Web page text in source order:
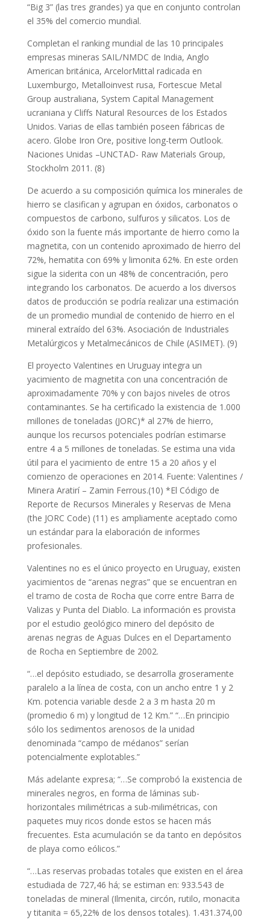
“Big 3” (las tres grandes) ya que en conjunto controlan
el 35% del comercio mundial.
Completan el ranking mundial de las 10 principales
empresas mineras SAIL/NMDC de India, Anglo
American británica, ArcelorMittal radicada en
Luxemburgo, Metalloinvest rusa, Fortescue Metal
Group australiana, System Capital Management
ucraniana y Cliffs Natural Resources de los Estados
Unidos. Varias de ellas también poseen fábricas de
acero. Globe Iron Ore, positive long-term Outlook.
Naciones Unidas –UNCTAD- Raw Materials Group,
Stockholm 2011. (8)
De acuerdo a su composición química los minerales de
hierro se clasifican y agrupan en óxidos, carbonatos o
compuestos de carbono, sulfuros y silicatos. Los de
óxido son la fuente más importante de hierro como la
magnetita, con un contenido aproximado de hierro del
72%, hematita con 69% y limonita 62%. En este orden
sigue la siderita con un 48% de concentración, pero
integrando los carbonatos. De acuerdo a los diversos
datos de producción se podría realizar una estimación
de un promedio mundial de contenido de hierro en el
mineral extraído del 63%. Asociación de Industriales
Metalúrgicos y Metalmecánicos de Chile (ASIMET). (9)
El proyecto Valentines en Uruguay integra un
yacimiento de magnetita con una concentración de
aproximadamente 70% y con bajos niveles de otros
contaminantes. Se ha certificado la existencia de 1.000
millones de toneladas (JORC)* al 27% de hierro,
aunque los recursos potenciales podrían estimarse
entre 4 a 5 millones de toneladas. Se estima una vida
útil para el yacimiento de entre 15 a 20 años y el
comienzo de operaciones en 2014. Fuente: Valentines /
Minera Aratirí – Zamin Ferrous.(10) *El Código de
Reporte de Recursos Minerales y Reservas de Mena
(the JORC Code) (11) es ampliamente aceptado como
un estándar para la elaboración de informes
profesionales.
Valentines no es el único proyecto en Uruguay, existen
yacimientos de “arenas negras” que se encuentran en
el tramo de costa de Rocha que corre entre Barra de
Valizas y Punta del Diablo. La información es provista
por el estudio geológico minero del depósito de
arenas negras de Aguas Dulces en el Departamento
de Rocha en Septiembre de 2002.
“…el depósito estudiado, se desarrolla groseramente
paralelo a la línea de costa, con un ancho entre 1 y 2
Km. potencia variable desde 2 a 3 m hasta 20 m
(promedio 6 m) y longitud de 12 Km.” “…En principio
sólo los sedimentos arenosos de la unidad
denominada “campo de médanos” serían
potencialmente explotables.”
Más adelante expresa; “…Se comprobó la existencia de
minerales negros, en forma de láminas sub-
horizontales milimétricas a sub-milimétricas, con
paquetes muy ricos donde estos se hacen más
frecuentes. Esta acumulación se da tanto en depósitos
de playa como eólicos.”
“…Las reservas probadas totales que existen en el área
estudiada de 727,46 há; se estiman en: 933.543 de
toneladas de mineral (Ilmenita, circón, rutilo, monacita
y titanita = 65,22% de los densos totales). 1.431.374,00